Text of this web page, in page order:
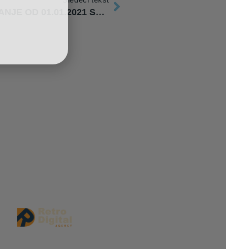
ZAHTEVI ZA PREKNJIŽAVANJE OD 01.01.2021 SE PODNOSE PUTEM PORTALA E-POREZI